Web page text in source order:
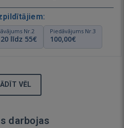
Nr.2
līdz 55€
Piedāvājums Nr.3
100,00€
VĒL
darbojas